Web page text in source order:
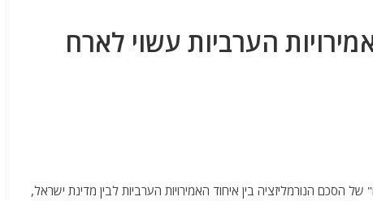
הערביות עשוי לארח
הסכם הנורמליזציה בין איחוד האמירויות הערביות לבין מדינת ישראל,